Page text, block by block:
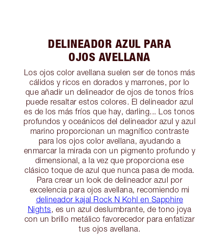
DELINEADOR AZUL PARA
OJOS AVELLANA
Los ojos color avellana suelen ser de tonos más
cálidos y ricos en dorados y marrones, por lo
que añadir un delineador de ojos de tonos fríos
puede resaltar estos colores. El delineador azul
es de los más fríos que hay, darling... Los tonos
profundos y oceánicos del delineador azul y azul
marino proporcionan un magnífico contraste
para los ojos color avellana, ayudando a
enmarcar la mirada con un pigmento profundo y
dimensional, a la vez que proporciona ese
clásico toque de azul que nunca pasa de moda.
Para crear un look de delineador azul por
excelencia para ojos avellana, recomiendo mi
delineador kajal Rock N Kohl en Sapphire
Nights, es un azul deslumbrante, de tono joya
con un brillo metálico favorecedor para enfatizar
tus ojos avellana.